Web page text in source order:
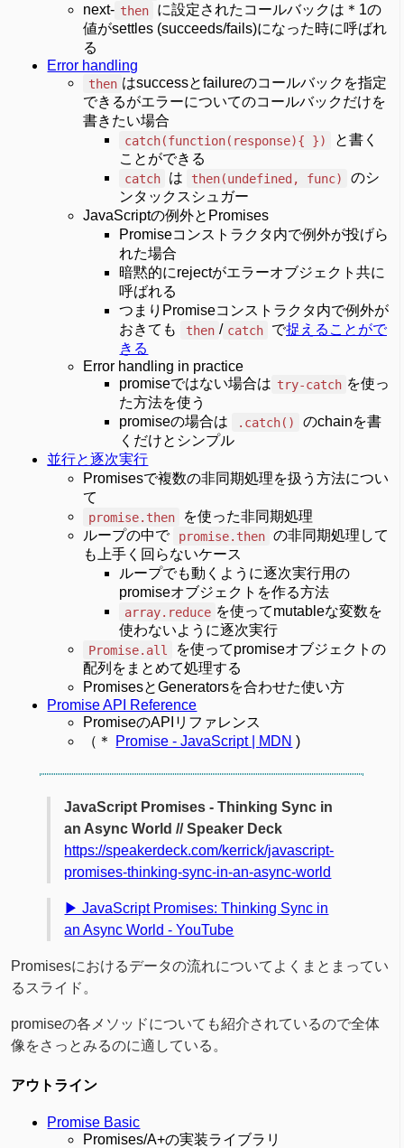
next- then
に設定されたコールバックは＊1の
値がsettles (succeeds/fails)になった時に呼ばれ
る
Error handling
then はsuccessとfailureのコールバックを指定
できるがエラーについてのコールバックだけを
書きたい場合
catch(function(response){ })
と書く
ことができる
catch は then(undefined, func)
のシ
ンタックスシュガー
JavaScriptの例外とPromises
Promiseコンストラクタ内で例外が投げら
れた場合
暗黙的にrejectがエラーオブジェクト共に
呼ばれる
つまりPromiseコンストラクタ内で例外が
おきても
then / catch で捉えることがで
きる
Error handling in practice
promiseではない場合は try-catch を使っ
た方法を使う
promiseの場合は
.catch()
のchainを書
くだけとシンプル
並行と逐次実行
Promisesで複数の非同期処理を扱う方法につい
て
promise.then
を使った非同期処理
ループの中で
promise.then の非同期処理して
も上手く回らないケース
ループでも動くように逐次実行用の
promiseオブジェクトを作る方法
array.reduce を使ってmutableな変数を
使わないように逐次実行
Promise.all
を使ってpromiseオブジェクトの
配列をまとめて処理する
PromisesとGeneratorsを合わせた使い方
Promise API Reference
PromiseのAPIリファレンス
（＊ Promise - JavaScript | MDN )
JavaScript Promises - Thinking Sync in
an Async World // Speaker Deck
https://speakerdeck.com/kerrick/javascript-
promises-thinking-sync-in-an-async-world
▶ JavaScript Promises: Thinking Sync in
an Async World - YouTube
Promisesにおけるデータの流れについてよくまとまってい
るスライド。
promiseの各メソッドについても紹介されているので全体
像をさっとみるのに適している。
アウトライン
Promise Basic
Promises/A+の実装ライブラリ